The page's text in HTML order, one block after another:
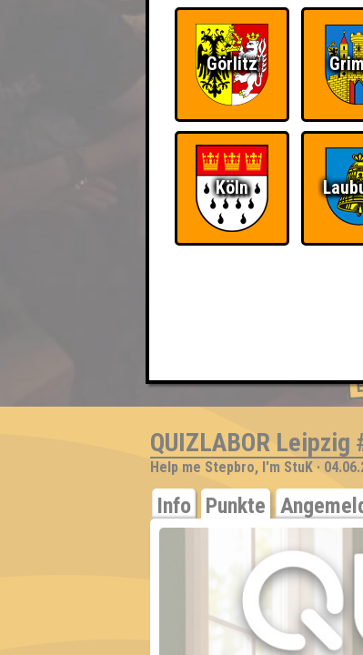
QUIZLABOR Leipzig
Help me Stepbro, I'm StuK ·
Info Punkte
Görlitz
Köln